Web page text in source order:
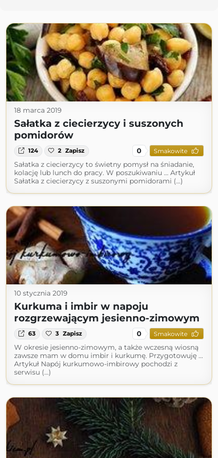
18 marca 2019
Sałatka z ciecierzycy i suszonych
pomidorów
124 2 Zapisz 0 Smakowite
Sałatka z ciecierzycy to świetny pomysł na śniadanie,
kolację lub lunch do pracy. W poszukiwaniu … Artykuł
Sałatka z ciecierzycy z suszonymi pomidorami (...)
10 stycznia 2019
Kurkuma i imbir w napoju
rozgrzewającym jesienno-zimowym
63 3 Zapisz 0 Smakowite
W okresie jesienno-zimowym, a także wczesną wiosną
zawsze mam w domu imbir i kurkumę. Przygotowuję …
Artykuł Napój kurkumowo-imbirowy pochodzi z
serwisu (...)